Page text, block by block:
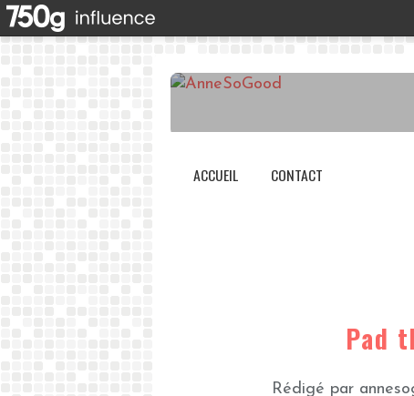
ACCUEIL CONTACT
Pad
Rédigé par